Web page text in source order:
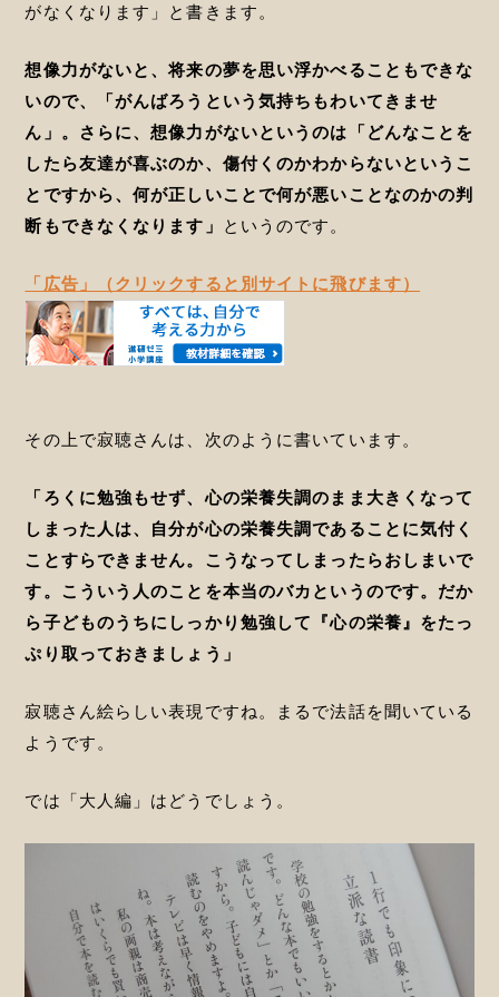
がなくなります」と書きます。
想像力がないと、将来の夢を思い浮かべることもできな
いので、「がんばろうという気持ちもわいてきませ
ん」。さらに、想像力がないというのは「どんなことを
したら友達が喜ぶのか、傷付くのかわからないというこ
とですから、何が正しいことで何が悪いことなのかの判
断もできなくなります」
というのです。
「広告」（クリックすると別サイトに飛びます）
その上で寂聴さんは、次のように書いています。
「ろくに勉強もせず、心の栄養失調のまま大きくなって
しまった人は、自分が心の栄養失調であることに気付く
ことすらできません。こうなってしまったらおしまいで
す。こういう人のことを本当のバカというのです。だか
ら子どものうちにしっかり勉強して『心の栄養』をたっ
ぷり取っておきましょう」
寂聴さん絵らしい表現ですね。まるで法話を聞いている
ようです。
では「大人編」はどうでしょう。